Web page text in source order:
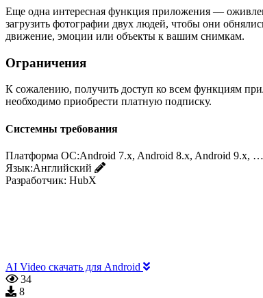
Еще одна интересная функция приложения —
загрузить фотографии двух людей, чтобы они
движение, эмоции или объекты к вашим снимкам.
Ограничения
К сожалению, получить доступ ко всем функциям
необходимо приобрести платную подписку.
Системны требования
Платформа ОС:Android 7.x, Android 8.x, Android 9.x, …
Язык:Английский
Разработчик: HubX
AI Video скачать для Android
34
8